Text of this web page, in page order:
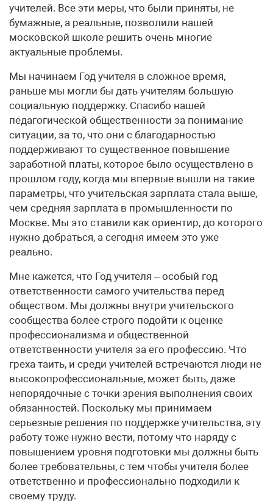
учителей. Все эти меры, что были приняты, не
бумажные, а реальные, позволили нашей
московской школе решить очень многие
актуальные проблемы.
Мы начинаем Год учителя в сложное время,
раньше мы могли бы дать учителям большую
социальную поддержку. Спасибо нашей
педагогической общественности за понимание
ситуации, за то, что они с благодарностью
поддерживают то существенное повышение
заработной платы, которое было осуществлено в
прошлом году, когда мы впервые вышли на такие
параметры, что учительская зарплата стала выше,
чем средняя зарплата в промышленности по
Москве. Мы это ставили как ориентир, до которого
нужно добраться, а сегодня имеем это уже
реально.
Мне кажется, что Год учителя – особый год
ответственности самого учительства перед
обществом. Мы должны внутри учительского
сообщества более строго подойти к оценке
профессионализма и общественной
ответственности учителя за его профессию. Что
греха таить, и среди учителей встречаются люди не
высокопрофессиональные, может быть, даже
непорядочные с точки зрения выполнения своих
обязанностей. Поскольку мы принимаем
серьезные решения по поддержке учительства, эту
работу тоже нужно вести, потому что наряду с
повышением уровня подготовки мы должны быть
более требовательны, с тем чтобы учителя более
ответственно и профессионально подходили к
своему труду.